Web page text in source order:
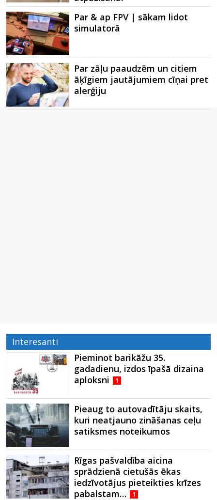
Par & ap FPV | sākam lidot
simulatorā
Par zāļu paaudzēm un citiem
āķīgiem jautājumiem cīņai pret
alerģiju
Interesanti
Pieminot barikāžu 35.
gadadienu, izdos īpašā dizaina
aploksni
1
Pieaug to autovadītāju skaits,
kuri neatjauno zināšanas ceļu
satiksmes noteikumos
Rīgas pašvaldība aicina
sprādzienā cietušās ēkas
iedzīvotājus pieteikties krīzes
pabalstam…
1